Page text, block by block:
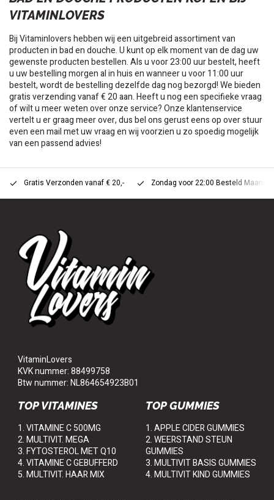
VITAMINLOVERS
Bij Vitaminlovers hebben wij een uitgebreid assortiment van
producten in bad en douche. U kunt op elk moment van de dag uw
gewenste producten bestellen. Als u voor 23:00 uur bestelt, heeft
u uw bestelling morgen al in huis en wanneer u voor 11:00 uur
bestelt, wordt de bestelling dezelfde dag nog bezorgd! We bieden
gratis verzending vanaf € 20 aan. Heeft u nog een specifieke vraag
of wilt u meer weten over onze service? Onze klantenservice
vertelt u er graag meer over, dus bel ons gerust eens op over stuur
even een mail met uw vraag en wij voorzien u zo spoedig mogelijk
van een passend advies!
Gratis Verzonden vanaf € 20,- Zondag voor 22:00 Besteld
VitaminLovers
KVK nummer: 88499758
Btw nummer: NL864654923B01
TOP VITAMINES
1. VITAMINE C 500MG
2. MULTIVIT. MEGA
3. FYTOSTEROL MET Q10
4. VITAMINE C GEBUFFERD
5. MULTIVIT. HAAR MIX
TOP GUMMIES
1. APPLE CIDER GUMMIES
2. WEERSTAND STEUN
GUMMIES
3. MULTIVIT BASIS GUMMIES
4. MULTIVIT KIND GUMMIES